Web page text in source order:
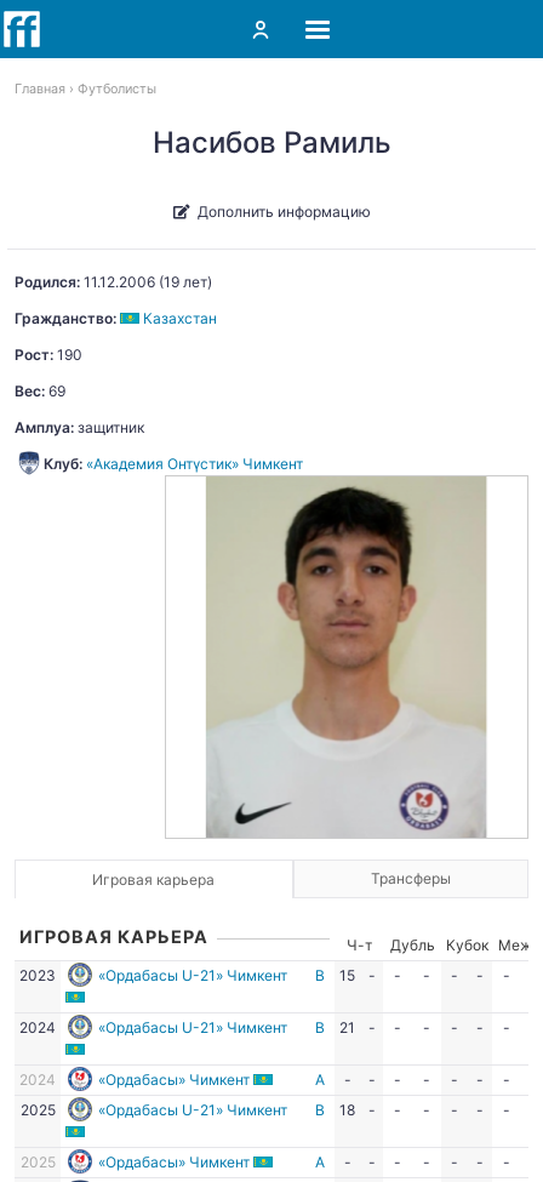
Главная Футболисты
Насибов Рамиль
Дополнить информацию
Родился: 11.12.2006 (19 лет)
Гражданство:
Казахстан
Рост: 190
Вес: 69
Амплуа: защитник
Клуб: «Академия Онтүстик» Чимкент
Игровая карьера Трансферы
ИГРОВАЯ КАРЬЕРА Ч-т Дубль Кубок
Межд.
2023
«Ордабасы U-21» Чимкент В 15 - - - - - -
2024 «Ордабасы U-21» Чимкент В 21 - - - - - -
2024 «Ордабасы» Чимкент А - - - - - - -
2025
«Ордабасы U-21» Чимкент В 18 - - - - - -
2025 «Ордабасы» Чимкент А - - - - - - -